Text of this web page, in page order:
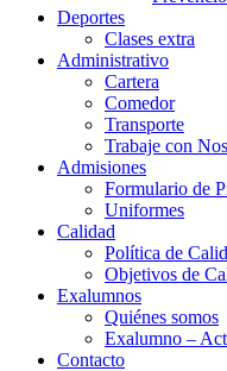
Deportes
Clases extra
Administrativo
Cartera
Comedor
Transporte
Trabaje con
Admisiones
Formulario de
Uniformes
Calidad
Política de
Objetivos de
Exalumnos
Quiénes somos
Exalumno –
Contacto